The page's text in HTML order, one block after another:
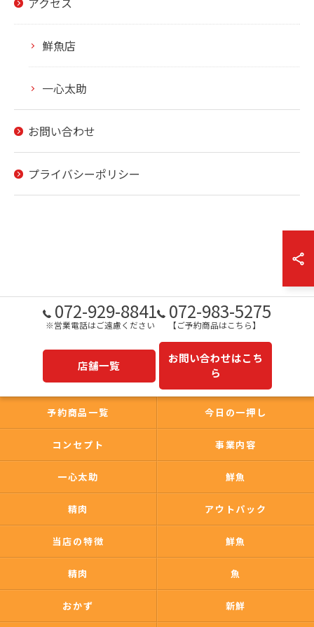
鮮魚店
一心太助
お問い合わせ
プライバシーポリシー
072-929-8841
※営業電話はご遠慮ください
072-983-5275
【ご予約商品はこちら】
店舗一覧
お問い合わせはこち
ら
予約商品一覧 今日の一押し
コンセプト 事業内容
一心太助 鮮魚
精肉 アウトパック
当店の特徴 鮮魚
精肉 魚
おかず 新鮮